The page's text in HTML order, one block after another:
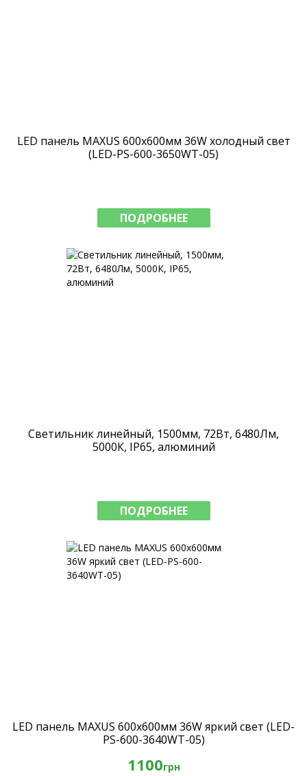
LED панель MAXUS 600х600мм 36W холодный свет
(LED-PS-600-3650WT-05)
ПОДРОБНЕЕ
Светильник линейный, 1500мм, 72Вт, 6480Лм,
5000К, IP65, алюминий
ПОДРОБНЕЕ
LED панель MAXUS 600х600мм 36W яркий свет (LED-
PS-600-3640WT-05)
1100грн